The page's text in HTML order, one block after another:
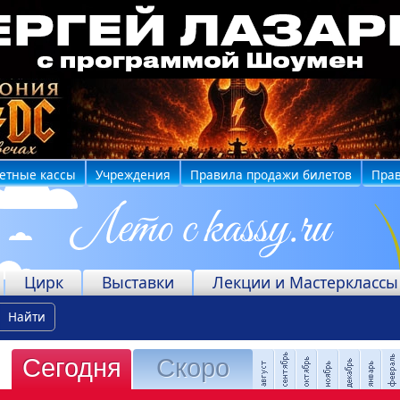
кассы Учреждения Правила продажи билетов
Цирк Выставки Лекции и Мастерклассы
Найти
Сегодня Скоро